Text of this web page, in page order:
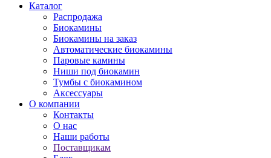
Каталог
Распродажа
Биокамины
Биокамины на заказ
Автоматические биокамины
Паровые камины
Ниши под биокамин
Тумбы с биокамином
Аксессуары
О компании
Контакты
О нас
Наши работы
Поставщикам